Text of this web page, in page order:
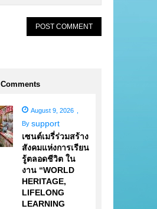
Comments
August 9, 2026
By support
เซนต์เมรี่ร่วมสร้าง
สังคมแห่งการเรียน
รู้ตลอดชีวิต ใน
งาน “WORLD
HERITAGE,
LIFELONG
LEARNING